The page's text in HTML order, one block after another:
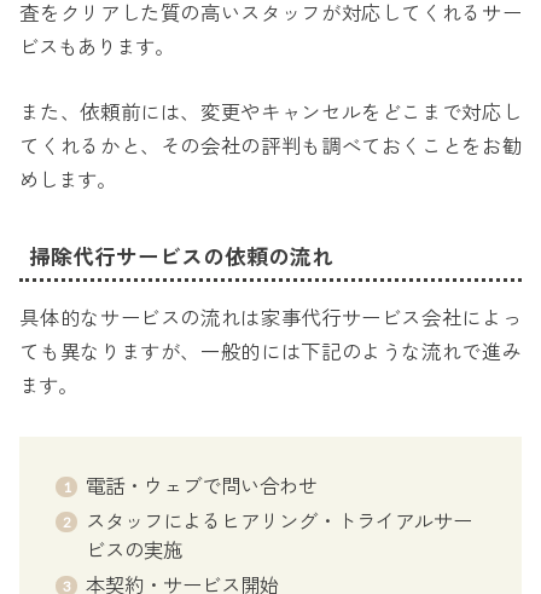
査をクリアした質の高いスタッフが対応してくれるサー
ビスもあります。
また、依頼前には、変更やキャンセルをどこまで対応し
てくれるかと、その会社の評判も調べておくことをお勧
めします。
掃除代行サービスの依頼の流れ
具体的なサービスの流れは家事代行サービス会社によっ
ても異なりますが、一般的には下記のような流れで進み
ます。
電話・ウェブで問い合わせ
スタッフによるヒアリング・トライアルサー
ビスの実施
本契約・サービス開始